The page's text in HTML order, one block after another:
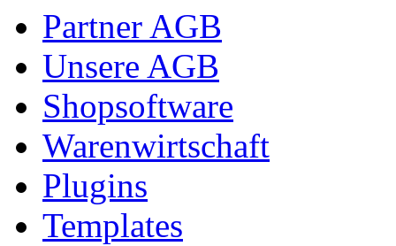
Partner AGB
Unsere AGB
Shopsoftware
Warenwirtschaft
Plugins
Templates